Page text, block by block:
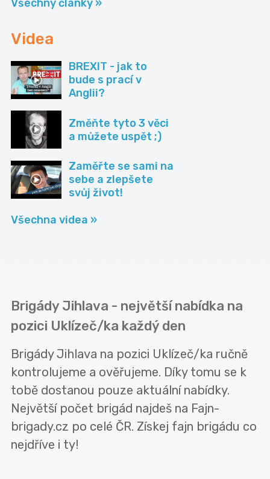
Všechny články »
Videa
BREXIT - jak to
bude s prací v
Anglii?
Změňte tyto 3 věci
a můžete uspět ;)
Zaměřte se sami na
sebe a zlepšete
svůj život!
Všechna videa »
Brigády Jihlava - největší nabídka na
pozici Uklízeč/ka každý den
Brigády Jihlava na pozici Uklízeč/ka ručně
kontrolujeme a ověřujeme. Díky tomu se k
tobě dostanou pouze aktuální nabídky.
Největší počet brigád najdeš na Fajn-
brigady.cz po celé ČR. Získej fajn brigádu co
nejdříve i ty!